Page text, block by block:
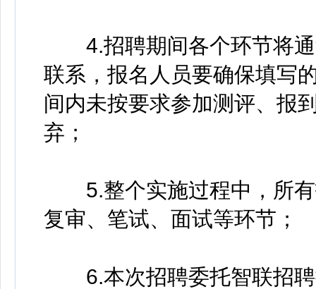
4.招聘期间各个环节将通
联系，报名人员要确保填写
间内未按要求参加测评、报
弃；
5.整个实施过程中，所有
复审、笔试、面试等环节；
6.本次招聘委托智联招聘